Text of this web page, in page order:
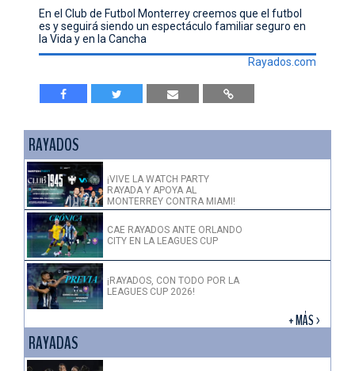
En el Club de Futbol Monterrey creemos que el futbol
es y seguirá siendo un espectáculo familiar seguro en
la Vida y en la Cancha
Rayados.com
RAYADOS
¡VIVE LA WATCH PARTY
RAYADA Y APOYA AL
MONTERREY CONTRA MIAMI!
CAE RAYADOS ANTE ORLANDO
CITY EN LA LEAGUES CUP
¡RAYADOS, CON TODO POR LA
LEAGUES CUP 2026!
+ MÁS >
RAYADAS